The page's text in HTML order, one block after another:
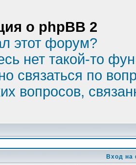
о phpBB 2
этот форум?
нет такой-то
связаться по
вопросов,
Вход на